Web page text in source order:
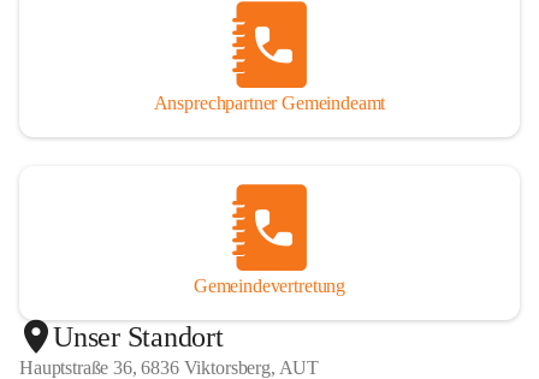
Ansprechpartner Gemeindeamt
Gemeindevertretung
Unser Standort
Hauptstraße 36, 6836 Viktorsberg, AUT